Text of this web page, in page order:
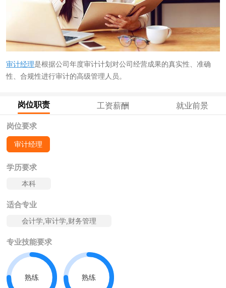
审计经理是根据公司年度审计计划对公司经营成果的真实性、准确
性、合规性进行审计的高级管理人员。
岗位职责 工资薪酬 就业前景
岗位要求
审计经理
学历要求
本科
适合专业
会计学,审计学,财务管理
专业技能要求
熟练 熟练